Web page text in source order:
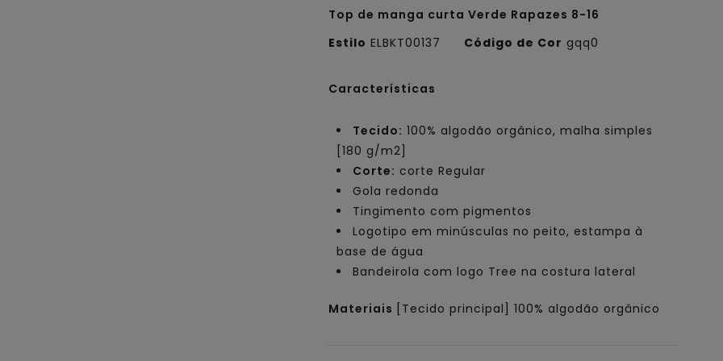
Top de manga curta Verde Rapazes 8-16
Estilo ELBKT00137 Código de Cor gqq0
Características
Tecido: 100% algodão orgânico, malha simples
[180 g/m2]
Corte: corte Regular
Gola redonda
Tingimento com pigmentos
Logotipo em minúsculas no peito, estampa à
base de água
Bandeirola com logo Tree na costura lateral
Materiais [Tecido principal] 100% algodão orgânico